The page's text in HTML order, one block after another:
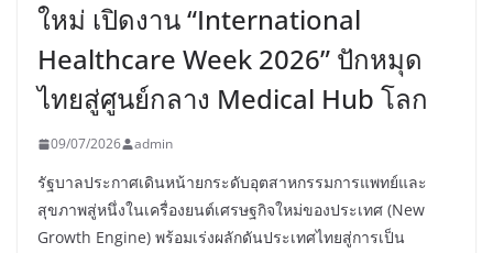
ใหม่ เปิดงาน “International
Healthcare Week 2026” ปักหมุด
ไทยสู่ศูนย์กลาง Medical Hub โลก
09/07/2026 admin
รัฐบาลประกาศเดินหน้ายกระดับอุตสาหกรรมการแพทย์และ
สุขภาพสู่หนึ่งในเครื่องยนต์เศรษฐกิจใหม่ของประเทศ (New
Growth Engine) พร้อมเร่งผลักดันประเทศไทยสู่การเป็น